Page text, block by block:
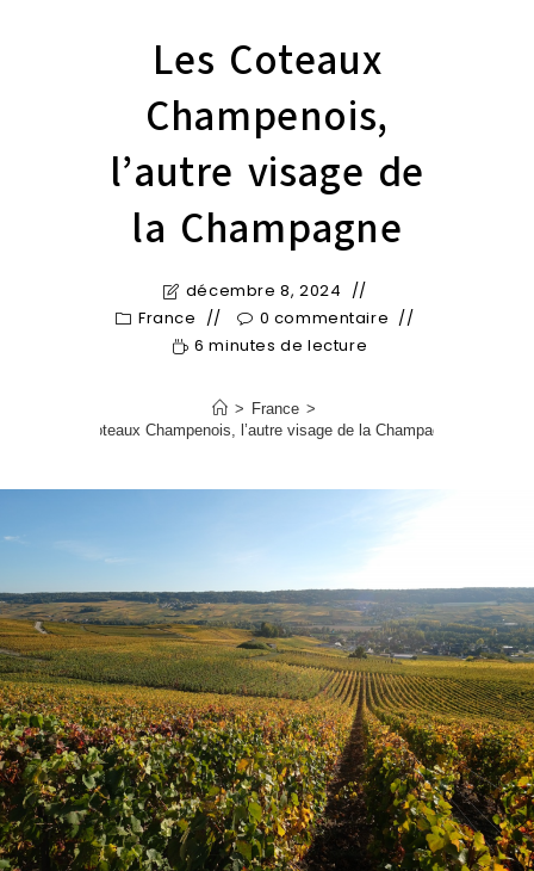
Les Coteaux
Champenois,
l’autre visage de
la Champagne
décembre 8, 2024
France
0 commentaire
6 minutes de lecture
> France >
Les Coteaux Champenois, l’autre visage de la Champagne